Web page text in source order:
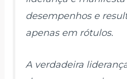
desempenhos e
apenas em rótulos.
A verdadeira